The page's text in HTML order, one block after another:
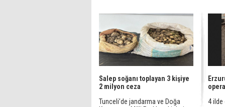
Salep soğanı toplayan 3 kişiye
2 milyon ceza
Tunceli’de jandarma ve Doğa
4 ilde